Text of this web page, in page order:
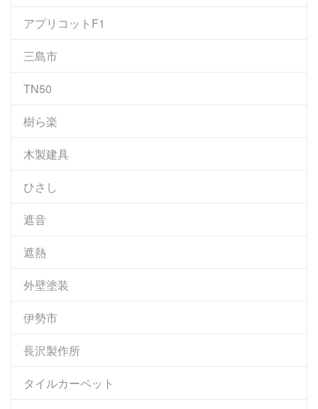
アプリコットF1
三島市
TN50
樹ら楽
木製建具
ひさし
遮音
遮熱
外壁塗装
伊勢市
長沢製作所
タイルカーペット